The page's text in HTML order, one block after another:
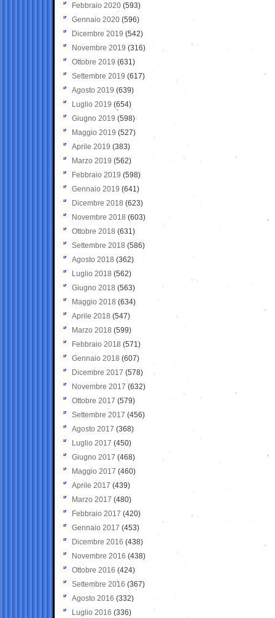
Febbraio 2020 (593)
Gennaio 2020 (596)
Dicembre 2019 (542)
Novembre 2019 (316)
Ottobre 2019 (631)
Settembre 2019 (617)
Agosto 2019 (639)
Luglio 2019 (654)
Giugno 2019 (598)
Maggio 2019 (527)
Aprile 2019 (383)
Marzo 2019 (562)
Febbraio 2019 (598)
Gennaio 2019 (641)
Dicembre 2018 (623)
Novembre 2018 (603)
Ottobre 2018 (631)
Settembre 2018 (586)
Agosto 2018 (362)
Luglio 2018 (562)
Giugno 2018 (563)
Maggio 2018 (634)
Aprile 2018 (547)
Marzo 2018 (599)
Febbraio 2018 (571)
Gennaio 2018 (607)
Dicembre 2017 (578)
Novembre 2017 (632)
Ottobre 2017 (579)
Settembre 2017 (456)
Agosto 2017 (368)
Luglio 2017 (450)
Giugno 2017 (468)
Maggio 2017 (460)
Aprile 2017 (439)
Marzo 2017 (480)
Febbraio 2017 (420)
Gennaio 2017 (453)
Dicembre 2016 (438)
Novembre 2016 (438)
Ottobre 2016 (424)
Settembre 2016 (367)
Agosto 2016 (332)
Luglio 2016 (336)